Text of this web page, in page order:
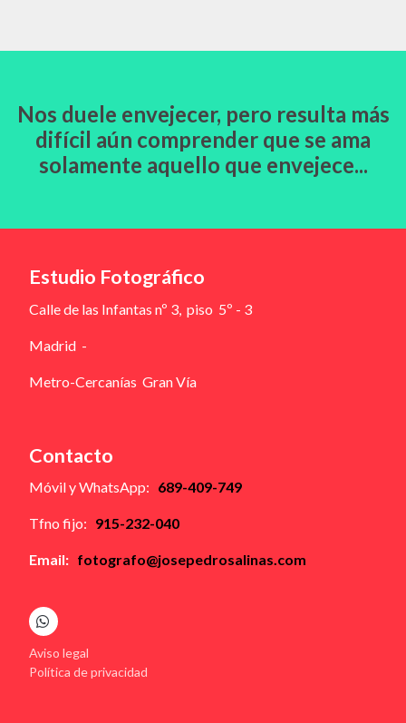
Nos duele envejecer, pero resulta más
difícil aún comprender que se ama
solamente aquello que envejece...
Estudio Fotográfico
Calle de las Infantas nº 3, piso 5º - 3
Madrid -
Metro-Cercanías Gran Vía
Contacto
Móvil y WhatsApp: 689-409-749
Tfno fijo: 915-232-040
Email: fotografo@josepedrosalinas.com
Aviso legal
Política de privacidad